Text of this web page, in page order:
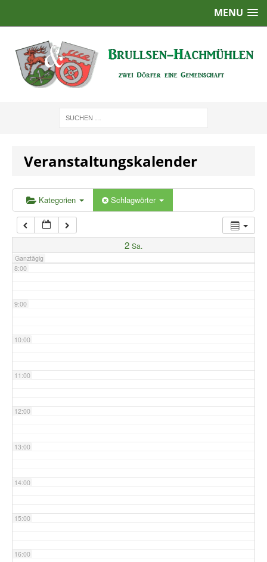
MENU
Veranstaltungskalender
Kategorien Schlagwörter
2 Sa.
Ganztägig
2:00
5:00
6:00
7:00
8:00
9:00
10:00
11:00
12:00
13:00
14:00
15:00
16:00